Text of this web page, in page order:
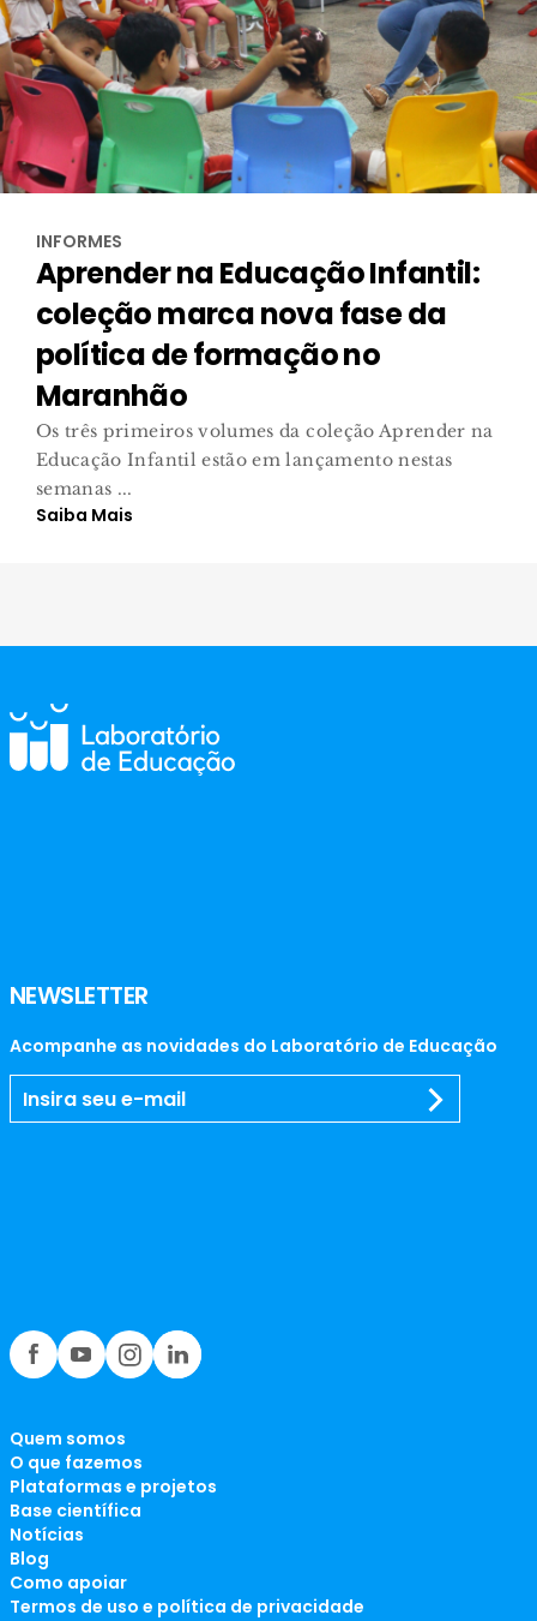
INFORMES
Aprender na Educação Infantil:
coleção marca nova fase da
política de formação no
Maranhão
Os três primeiros volumes da coleção Aprender na
Educação Infantil estão em lançamento nestas
semanas ...
Saiba Mais
NEWSLETTER
Acompanhe as novidades do Laboratório de Educação
Quem somos
O que fazemos
Plataformas e projetos
Base científica
Notícias
Blog
Como apoiar
Termos de uso e política de privacidade